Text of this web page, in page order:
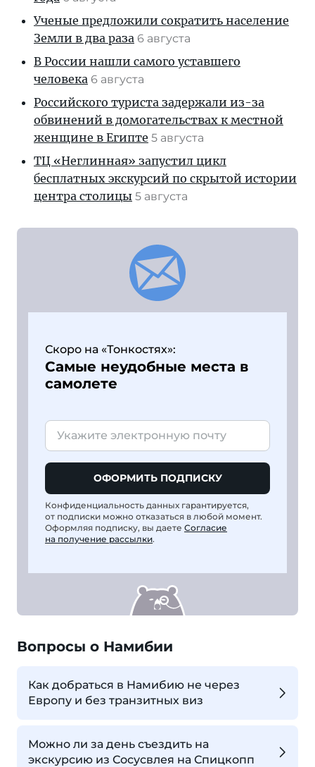
Ученые предложили сократить население
Земли в два раза 6 августа
В России нашли самого уставшего
человека 6 августа
Российского туриста задержали из-за
обвинений в домогательствах к местной
женщине в Египте 5 августа
ТЦ «Неглинная» запустил цикл
бесплатных экскурсий по скрытой истории
центра столицы 5 августа
Скоро на «Тонкостях»:
Самые неудобные места в
самолете
ОФОРМИТЬ ПОДПИСКУ
Конфиденциальность данных гарантируется,
от подписки можно отказаться в любой момент.
Оформляя подписку, вы даете Согласие
на получение рассылки.
Вопросы о Намибии
Как добраться в Намибию не через
Европу и без транзитных виз
Можно ли за день съездить на
экскурсию из Сосусвлея на Спицкопп